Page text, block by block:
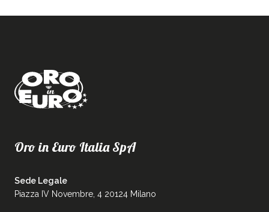
Oro in Euro Italia SpA
Sede Legale
Piazza IV Novembre, 4 20124 Milano